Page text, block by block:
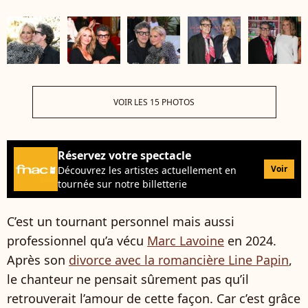
VOIR LES 15 PHOTOS
Réservez votre spectacle
Découvrez les artistes actuellement en
tournée sur notre billetterie
Voir
C’est un tournant personnel mais aussi
professionnel qu’a vécu Marc Lavoine en 2024.
Après son divorce avec la romancière Line Papin,
le chanteur ne pensait sûrement pas qu’il
retrouverait l’amour de cette façon. Car c’est grâce